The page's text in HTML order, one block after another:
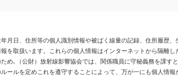
月日、住所等の個人識別情報や被ばく線量の記録、住所履歴、
を取扱います。これらの個人情報はインターネットから隔離し
め､（公財）放射線影響協会では、関係職員に守秘義務を課す
ールを定めこれを遵守することによって、万が一にも個人情報